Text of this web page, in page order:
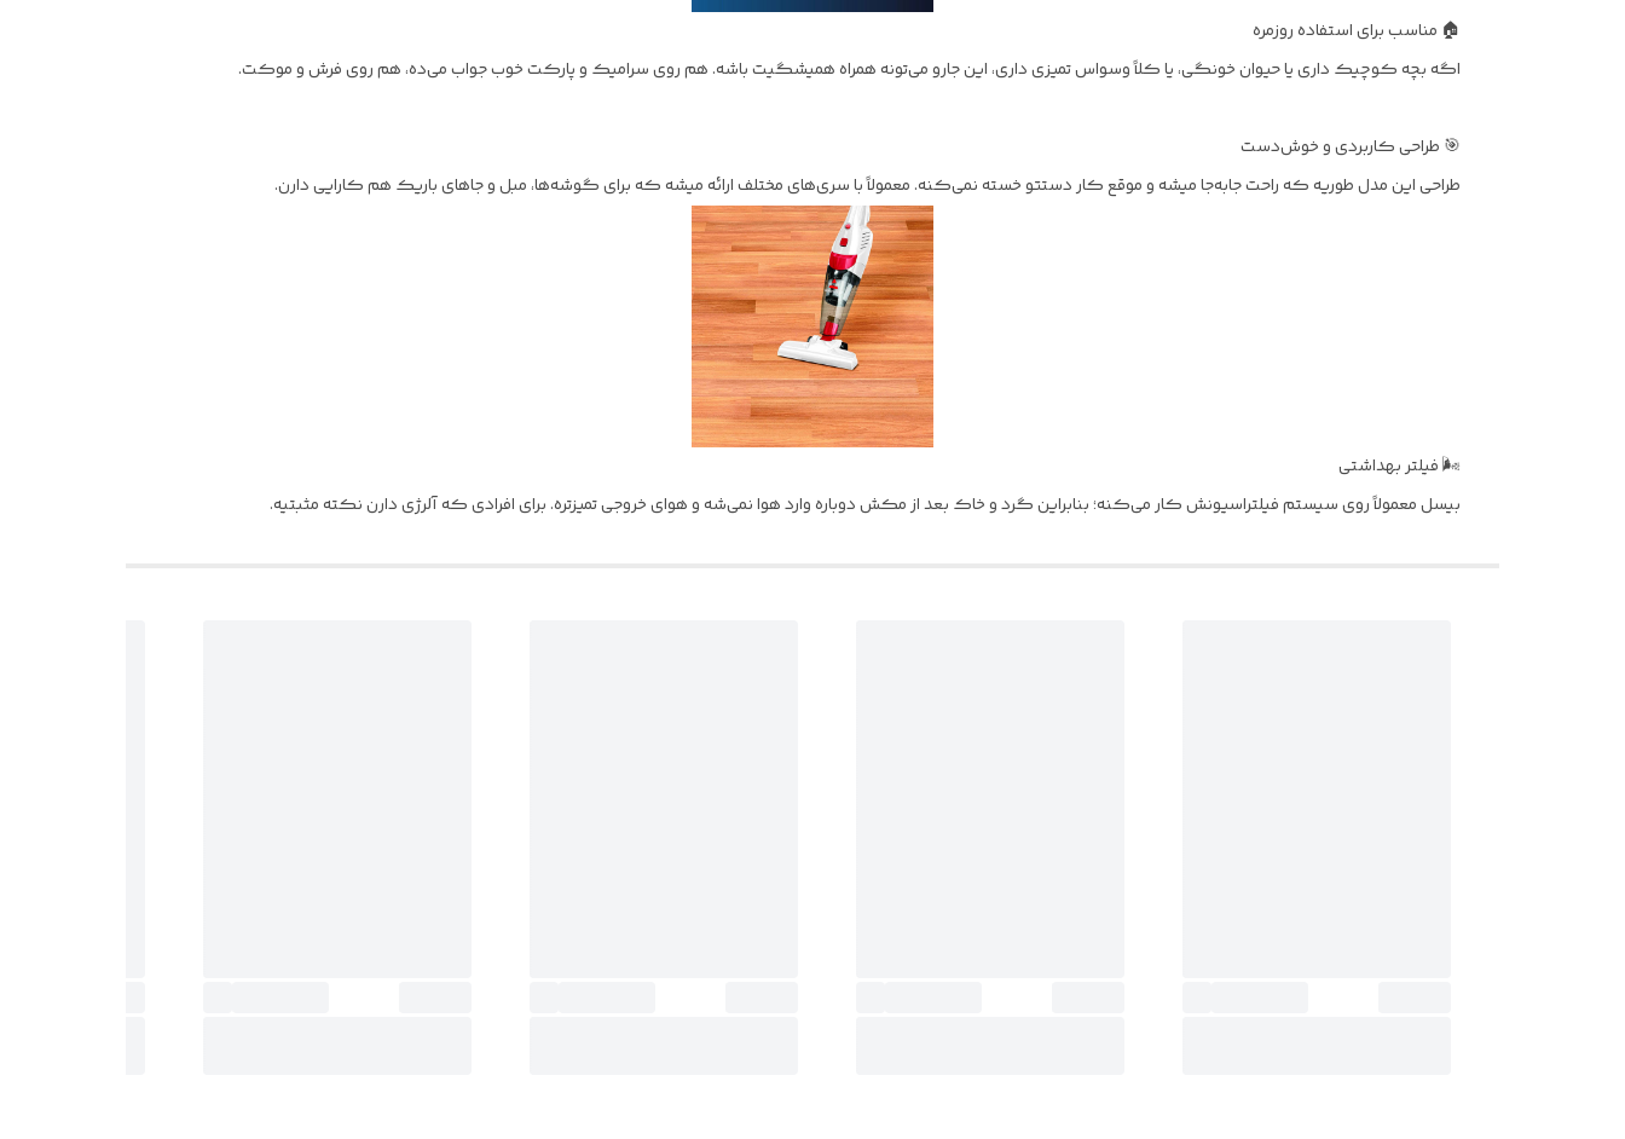
🏠 مناسب برای استفاده روزمره
اگه بچه کوچیک داری یا حیوان خونگی، یا کلاً وسواس تمیزی داری، این جارو می‌تونه همراه همیشگیت باشه. هم روی سرامیک و پارکت خوب جواب می‌ده، هم روی فرش و موکت.
🎯 طراحی کاربردی و خوش‌دست
طراحی این مدل طوریه که راحت جابه‌جا میشه و موقع کار دستتو خسته نمی‌کنه. معمولاً با سری‌های مختلف ارائه میشه که برای گوشه‌ها، مبل و جاهای باریک هم کارایی دارن.
🌬️ فیلتر بهداشتی
بیسل معمولاً روی سیستم فیلتراسیونش کار می‌کنه؛ بنابراین گرد و خاک بعد از مکش دوباره وارد هوا نمی‌شه و هوای خروجی تمیزتره. برای افرادی که آلرژی دارن نکته مثبتیه.